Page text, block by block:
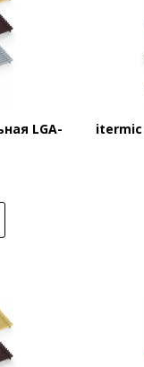
LGA-
itermic